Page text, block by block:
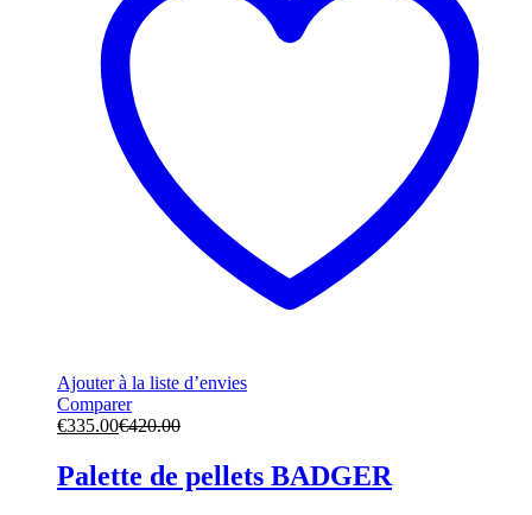
Ajouter à la liste d’envies
Comparer
€335.00€420.00
Palette de pellets BADGER